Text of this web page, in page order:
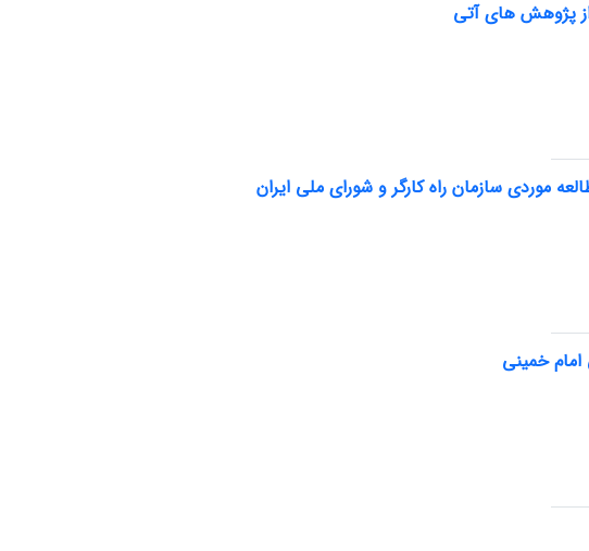
پژوهش های آتی
موردی سازمان راه کارگر و شورای ملی ایران
خمینی